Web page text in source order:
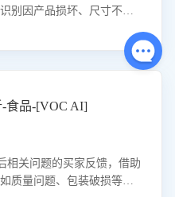
别因产品损坏、尺寸不符
额的显著提升。
食品-[VOC AI]
相关问题的买家反馈，借助
质量问题、包装破损等，